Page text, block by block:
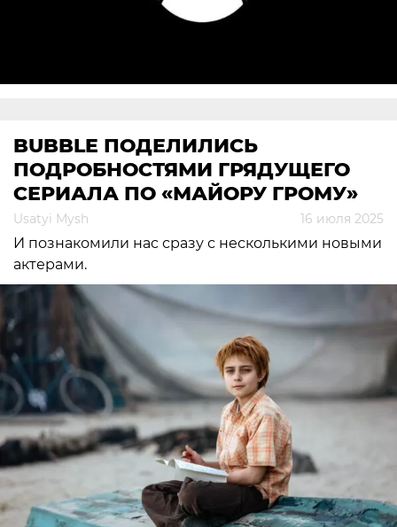
BUBBLE ПОДЕЛИЛИСЬ
ПОДРОБНОСТЯМИ ГРЯДУЩЕГО
СЕРИАЛА ПО «МАЙОРУ ГРОМУ»
Usatyi Mysh 16 июля 2025
И познакомили нас сразу с несколькими новыми
актерами.